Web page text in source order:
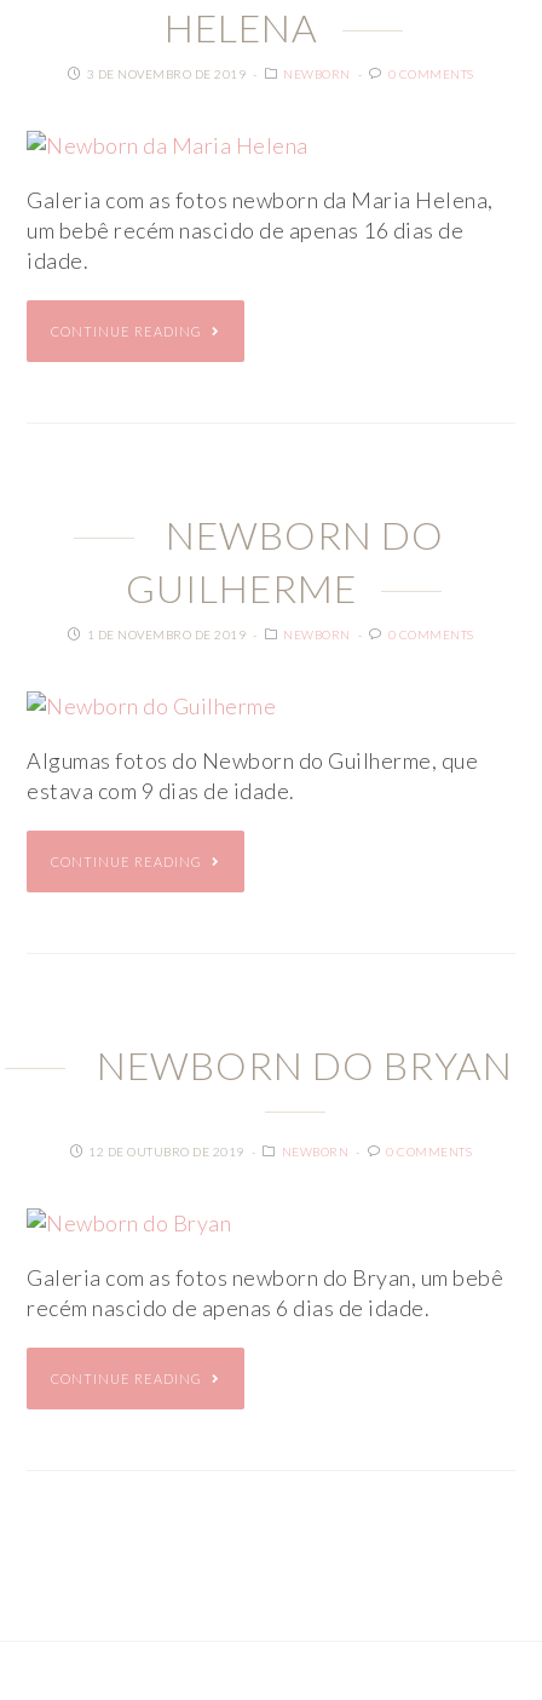
HELENA
3 DE NOVEMBRO DE 2019 NEWBORN 0 COMMENTS
Galeria com as fotos newborn da Maria Helena,
um bebê recém nascido de apenas 16 dias de
idade.
CONTINUE READING
NEWBORN DO
GUILHERME
1 DE NOVEMBRO DE 2019 NEWBORN 0 COMMENTS
Algumas fotos do Newborn do Guilherme, que
estava com 9 dias de idade.
CONTINUE READING
NEWBORN DO BRYAN
12 DE OUTUBRO DE 2019 NEWBORN 0 COMMENTS
Galeria com as fotos newborn do Bryan, um bebê
recém nascido de apenas 6 dias de idade.
CONTINUE READING